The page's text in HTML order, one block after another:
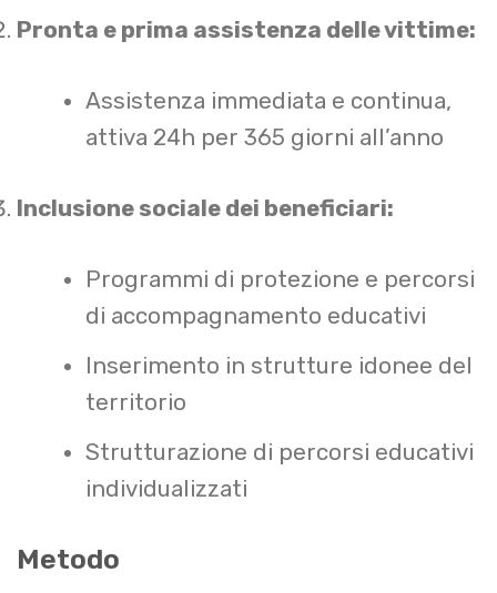
Pronta e prima assistenza delle vittime:
Assistenza immediata e continua,
attiva 24h per 365 giorni all’anno
Inclusione sociale dei beneficiari:
Programmi di protezione e percorsi
di accompagnamento educativi
Inserimento in strutture idonee del
territorio
Strutturazione di percorsi educativi
individualizzati
Metodo